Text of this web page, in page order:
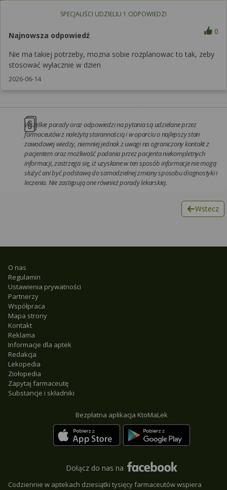
SPECJALIŚCI UDZIELILI 1 ODPOWIEDZI
Najnowsza odpowiedź 0
Nie ma takiej potrzeby, mozna sobie rozplanowac to tak, zeby
stosować wylacznie w dzien
2026-06-14
Wszelkie porady oraz odpowiedzi na pytania są udzielane przez
farmaceutów z należytą starannością i w oparciu o najlepszy stan
zawodowej wiedzy, niemniej jednak z uwagi na ograniczony kontakt z
pacjentem oraz możliwość podania przez pacjenta niekompletnych
informacji, zastrzega się, iż uzyskane w ten sposób informacje nie mogą
służyć ani być podstawą do samodzielnej zmiany sposobu diagnostyki i
leczenia. Nie zastępują one również porady lekarskiej.
Wstecz
O nas
Regulamin
Ustawienia prywatności
Partnerzy
Współpraca
Mapa strony
Kontakt
Reklama
Informacje dla aptek
Redakcja
Lekopedia
Ziołopedia
Zapytaj farmaceutę
Substancje i składniki
Bezpłatna aplikacja KtoMaLek
Dołącz do nas na
Codziennie w aptekach dziesiątki tysięcy farmaceutów wspiera